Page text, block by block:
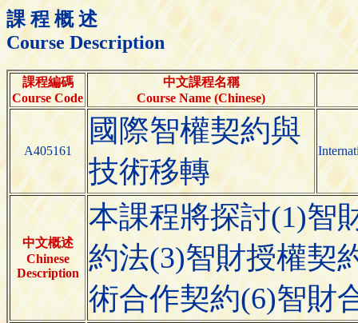
課 程 概 述
Course Description
課程編碼
Course Code
中文課程名稱
Course Name (Chinese)
A405161
國際智權契約與
技術移轉
中文概述
Chinese
Description
本課程將探討(1)智
約法(3)智財授權契
術合作契約(6)智財